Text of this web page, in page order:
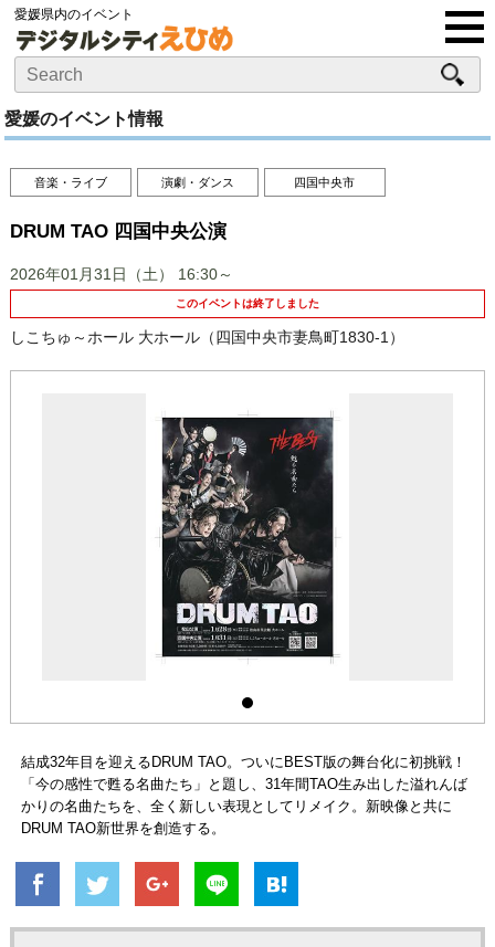
愛媛県内のイベント
愛媛のイベント情報
音楽・ライブ 演劇・ダンス 四国中央市
DRUM TAO 四国中央公演
2026年01月31日（土） 16:30～
このイベントは終了しました
しこちゅ～ホール 大ホール（四国中央市妻鳥町1830-1）
結成32年目を迎えるDRUM TAO。ついにBEST版の舞台化に初挑戦！
「今の感性で甦る名曲たち」と題し、31年間TAO生み出した溢れんば
かりの名曲たちを、全く新しい表現としてリメイク。新映像と共に
DRUM TAO新世界を創造する。